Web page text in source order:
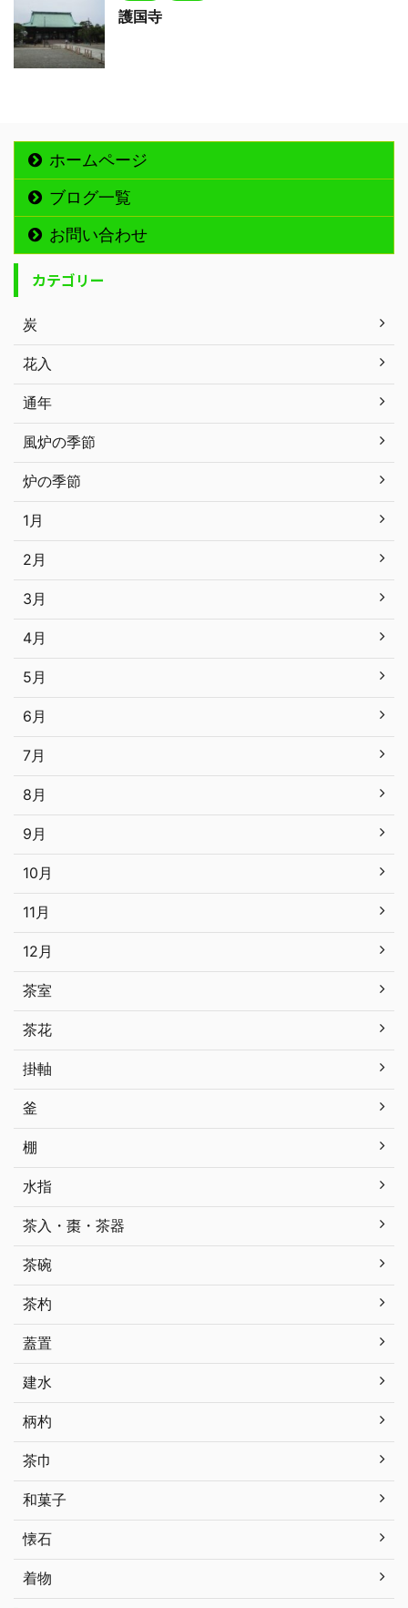
護国寺
ホームページ
ブログ一覧
お問い合わせ
カテゴリー
炭
花入
通年
風炉の季節
炉の季節
1月
2月
3月
4月
5月
6月
7月
8月
9月
10月
11月
12月
茶室
茶花
掛軸
釜
棚
水指
茶入・棗・茶器
茶碗
茶杓
蓋置
建水
柄杓
茶巾
和菓子
懐石
着物